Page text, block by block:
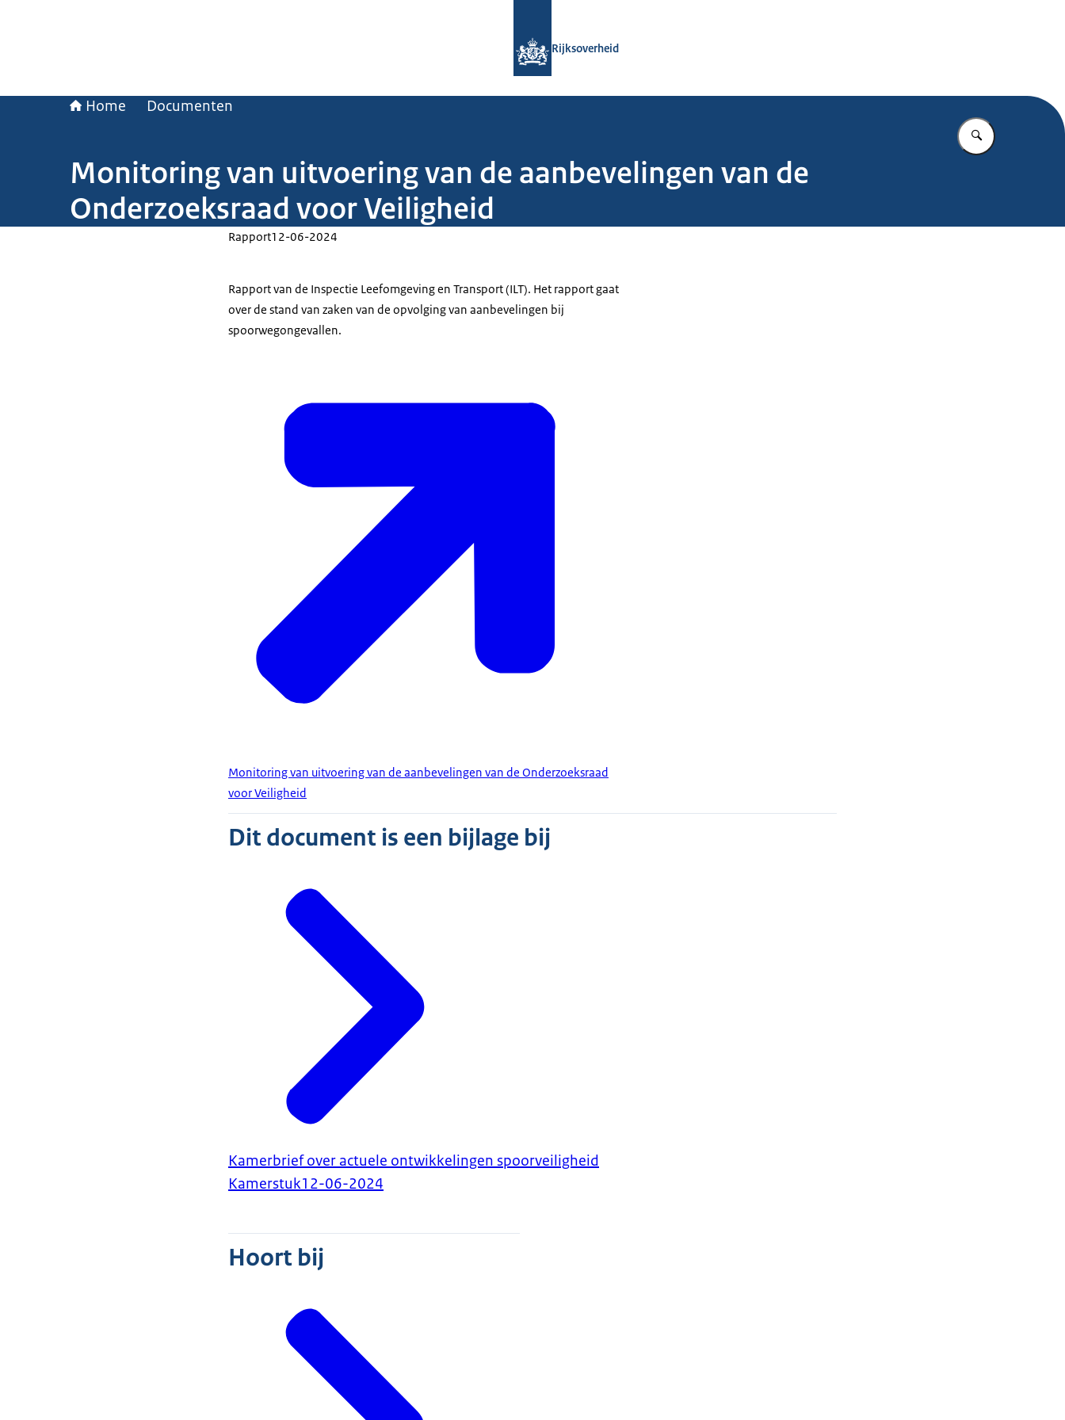
Rijksoverheid
Home Documenten
Vul in wat u
Monitoring van uitvoering van de aanbevelingen van de
Onderzoeksraad voor Veiligheid
Rapport12-06-2024
Rapport van de Inspectie Leefomgeving en Transport (ILT). Het rapport gaat
over de stand van zaken van de opvolging van aanbevelingen bij
spoorwegongevallen.
Monitoring van uitvoering van de aanbevelingen van de Onderzoeksraad
voor Veiligheid
Dit document is een bijlage bij
Kamerbrief over actuele ontwikkelingen spoorveiligheid
Kamerstuk12-06-2024
Hoort bij